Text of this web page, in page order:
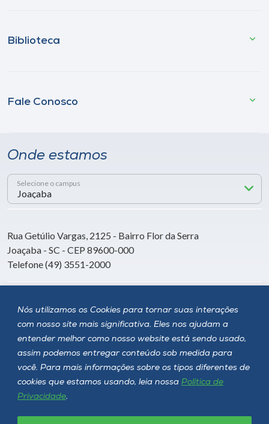
Nós utilizamos os Cookies para tornar suas interações
com nosso site mais significativa. Eles nos ajudam a
entender melhor como nosso website está sendo usado,
assim podemos entregar conteúdo sob medida para
você. Para mais informações sobre os tipos diferentes de
cookies que estamos usando, leia nossa Política de
Privacidade.
Biblioteca
Fale Conosco
Onde estamos
Selecione o campus
Rua Getúlio Vargas, 2125 - Bairro Flor da Serra
Joaçaba - SC - CEP 89600-000
Telefone (49) 3551-2000
Siga a Unoesc